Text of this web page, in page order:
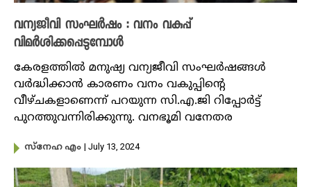
വന്യജീവി സംഘർഷം : വനം വകുപ്പ്
വിമർശിക്കപ്പെടുമ്പോൾ
കേരളത്തിൽ മനുഷ്യ വന്യജീവി സംഘർഷങ്ങൾ
വർദ്ധിക്കാൻ കാരണം വനം വകുപ്പിന്റെ
വീഴ്ചകളാണെന്ന് പറയുന്ന സി.എ.ജി റിപ്പോർട്ട്
പുറത്തുവന്നിരിക്കുന്നു. വനഭൂമി വനേതര
സ്നേഹ എം | July 13, 2024